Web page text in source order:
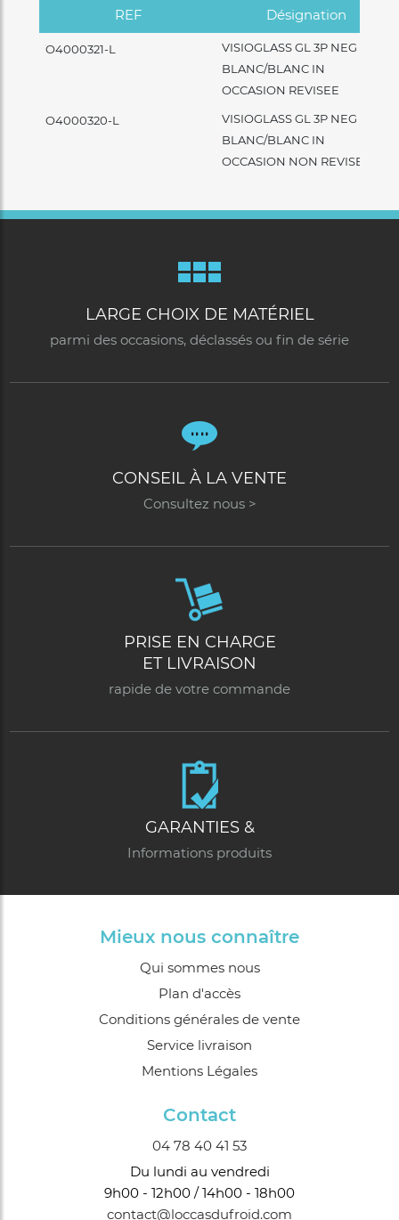
REF Désignation
O4000321-L
VISIOGLASS GL 3P NEG
BLANC/BLANC IN
OCCASION REVISEE
O4000320-L
VISIOGLASS GL 3P NEG
BLANC/BLANC IN
OCCASION NON REVISEE
LARGE CHOIX DE MATÉRIEL
parmi des occasions, déclassés ou fin de série
CONSEIL À LA VENTE
Consultez nous >
PRISE EN CHARGE
ET LIVRAISON
rapide de votre commande
GARANTIES &
Informations produits
Mieux nous connaître
Qui sommes nous
Plan d'accès
Conditions générales de vente
Service livraison
Mentions Légales
Contact
04 78 40 41 53
Du lundi au vendredi
9h00 - 12h00 / 14h00 - 18h00
contact@loccasdufroid.com